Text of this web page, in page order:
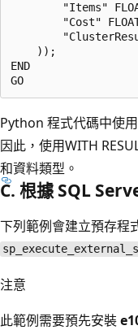
"Items"
"Cost"
    ));
END
Python 程式代碼中使
因此，使用WITH
和資料類型。
C. 根據 SQL
下列範例會建立預存程
注意
此範例需要預先安裝